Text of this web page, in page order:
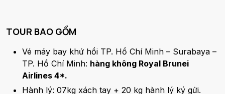
TOUR BAO GỒM
Vé máy bay khứ hồi TP. Hồ Chí Minh – Surabaya –
TP. Hồ Chí Minh: hàng không Royal Brunei
Airlines 4*.
Hành lý: 07kg xách tay + 20 kg hành lý ký gửi.